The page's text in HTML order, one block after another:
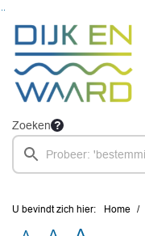
Zoeken
U bevindt zich hier: Home